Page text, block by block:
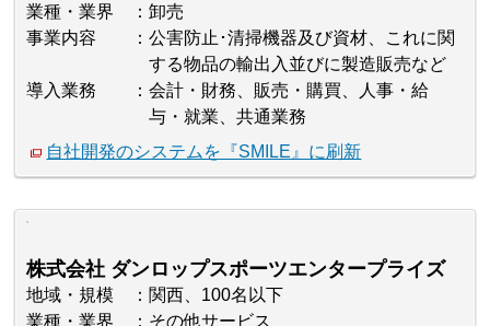
業種・業界
卸売
事業内容
公害防止･清掃機器及び資材、これに関
する物品の輸出入並びに製造販売など
導入業務
会計・財務、販売・購買、人事・給
与・就業、共通業務
自社開発のシステムを『SMILE』に刷新
株式会社 ダンロップスポーツエンタープライズ
地域・規模
関西、100名以下
業種・業界
その他サービス